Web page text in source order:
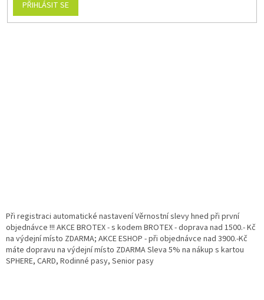
PŘIHLÁSIT SE
Při registraci automatické nastavení Věrnostní slevy hned při první
objednávce !!! AKCE BROTEX - s kodem BROTEX - doprava nad 1500.- Kč
na výdejní místo ZDARMA; AKCE ESHOP - při objednávce nad 3900.-Kč
máte dopravu na výdejní místo ZDARMA Sleva 5% na nákup s kartou
SPHERE, CARD, Rodinné pasy, Senior pasy